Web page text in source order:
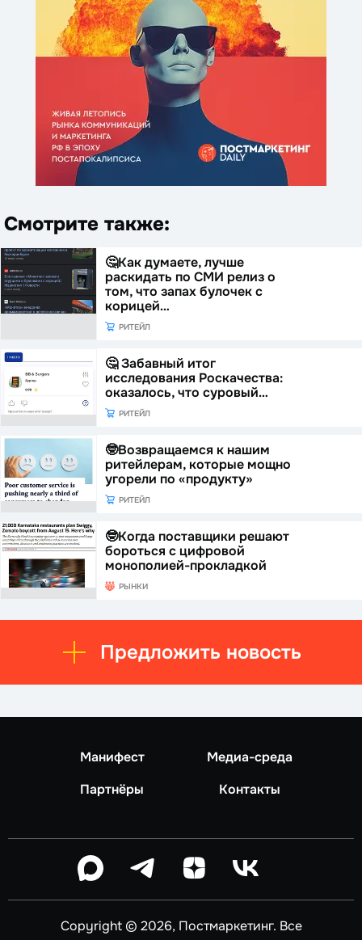
Смотрите также:
🤔Как думаете, лучше
раскидать по СМИ релиз о
том, что запах булочек с
корицей…
РИТЕЙЛ
🤔 Забавный итог
исследования Роскачества:
оказалось, что суровый…
РИТЕЙЛ
🤓Возвращаемся к нашим
ритейлерам, которые мощно
угорели по «продукту»
РИТЕЙЛ
🤓Когда поставщики решают
бороться с цифровой
монополией-прокладкой
РЫНКИ
Предложить новость
Манифест
Медиа-среда
Партнёры
Контакты
Copyright © 2026, Постмаркетинг. Все